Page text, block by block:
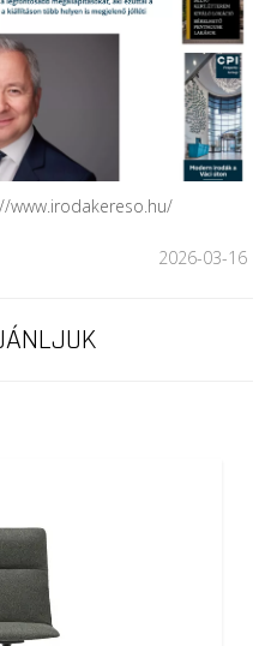
www.irodakereso.hu/
2026-03-16